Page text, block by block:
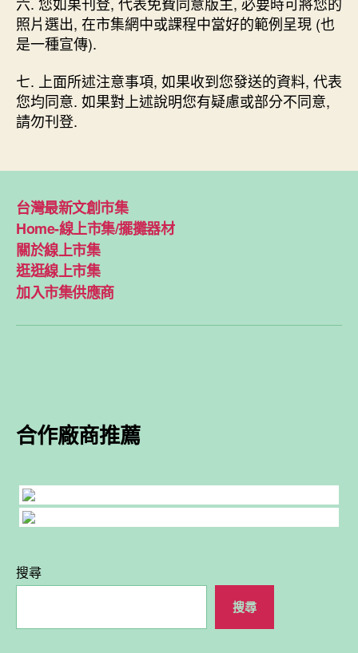
照片選出, 在市集網中或課程中當好的範例呈現 (也
是一種宣傳).
七. 上面所述注意事項, 如果收到您發送的資料, 代表
您均同意. 如果對上述說明您有疑慮或部分不同意,
請勿刊登.
台灣最新文創市集
Home-線上市集/擺攤器材
關於線上市集
逛逛線上市集
加入市集供應商
合作廠商推薦
搜尋
搜尋